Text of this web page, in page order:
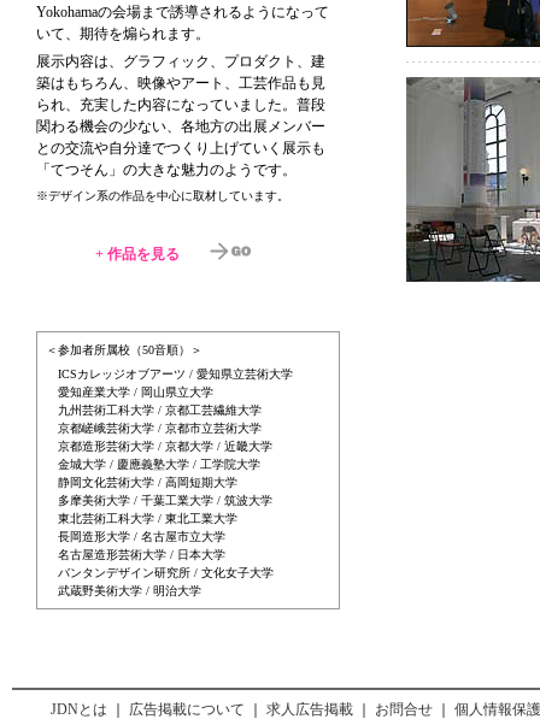
Yokohamaの会場まで誘導されるようになって
いて、期待を煽られます。
展示内容は、グラフィック、プロダクト、建
築はもちろん、映像やアート、工芸作品も見
られ、充実した内容になっていました。普段
関わる機会の少ない、各地方の出展メンバー
との交流や自分達でつくり上げていく展示も
「てつそん」の大きな魅力のようです。
※デザイン系の作品を中心に取材しています。
+ 作品を見る
＜参加者所属校（50音順）＞
ICSカレッジオブアーツ / 愛知県立芸術大学
愛知産業大学 / 岡山県立大学
九州芸術工科大学 / 京都工芸繊維大学
京都嵯峨芸術大学 / 京都市立芸術大学
京都造形芸術大学 / 京都大学 / 近畿大学
金城大学 / 慶應義塾大学 / 工学院大学
静岡文化芸術大学 / 高岡短期大学
多摩美術大学 / 千葉工業大学 / 筑波大学
東北芸術工科大学 / 東北工業大学
長岡造形大学 / 名古屋市立大学
名古屋造形芸術大学 / 日本大学
バンタンデザイン研究所 / 文化女子大学
武蔵野美術大学 / 明治大学
JDNとは 広告掲載について 求人広告掲載｜ お問合せ｜ 個人情報保